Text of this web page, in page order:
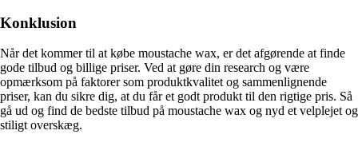
Konklusion
Når det kommer til at købe moustache wax, er det afgørende at finde
gode tilbud og billige priser. Ved at gøre din research og være
opmærksom på faktorer som produktkvalitet og sammenlignende
priser, kan du sikre dig, at du får et godt produkt til den rigtige pris. Så
gå ud og find de bedste tilbud på moustache wax og nyd et velplejet og
stiligt overskæg.